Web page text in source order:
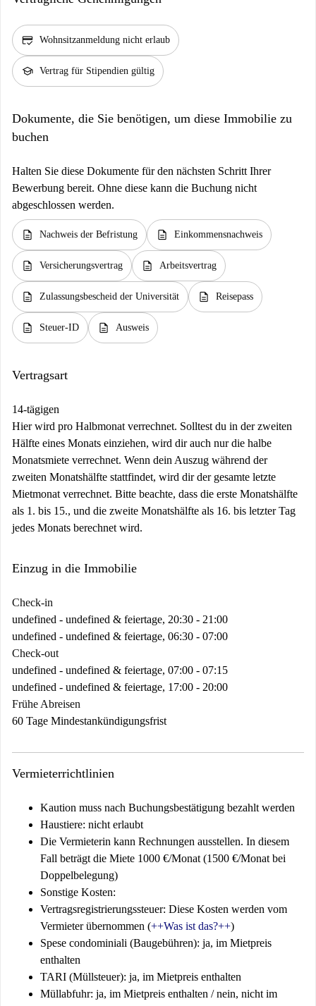
credit_score Wohnsitzanmeldung nicht erlaub
school Vertrag für Stipendien gültig
Dokumente, die Sie benötigen, um diese Immobilie zu
buchen
Halten Sie diese Dokumente für den nächsten Schritt Ihrer
Bewerbung bereit. Ohne diese kann die Buchung nicht
abgeschlossen werden.
description Nachweis der Befristung description Einkommensnachweis
description Versicherungsvertrag description Arbeitsvertrag
description Zulassungsbescheid der Universität description Reisepass
description Steuer-ID description Ausweis
Vertragsart
14-tägigen
Hier wird pro Halbmonat verrechnet. Solltest du in der zweiten
Hälfte eines Monats einziehen, wird dir auch nur die halbe
Monatsmiete verrechnet. Wenn dein Auszug während der
zweiten Monatshälfte stattfindet, wird dir der gesamte letzte
Mietmonat verrechnet. Bitte beachte, dass die erste Monatshälfte
als 1. bis 15., und die zweite Monatshälfte als 16. bis letzter Tag
jedes Monats berechnet wird.
Einzug in die Immobilie
Check-in
undefined - undefined & feiertage, 20:30 - 21:00
undefined - undefined & feiertage, 06:30 - 07:00
Check-out
undefined - undefined & feiertage, 07:00 - 07:15
undefined - undefined & feiertage, 17:00 - 20:00
Frühe Abreisen
60 Tage Mindestankündigungsfrist
Vermieterrichtlinien
Kaution muss nach Buchungsbestätigung bezahlt werden
Haustiere: nicht erlaubt
Die Vermieterin kann Rechnungen ausstellen. In diesem
Fall beträgt die Miete 1000 €/Monat (1500 €/Monat bei
Doppelbelegung)
Sonstige Kosten:
Vertragsregistrierungssteuer: Diese Kosten werden vom
Vermieter übernommen (++Was ist das?++)
Spese condominiali (Baugebühren): ja, im Mietpreis
enthalten
TARI (Müllsteuer): ja, im Mietpreis enthalten
Müllabfuhr: ja, im Mietpreis enthalten / nein, nicht im